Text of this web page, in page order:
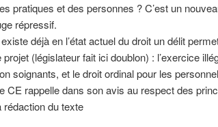
pratiques et des personnes ? C’est un
répressif.
déjà en l’état actuel du droit un délit
projet (législateur fait ici doublon) : l’exercice
soignants, et le droit ordinal pour les
CE rappelle dans son avis au respect des
rédaction du texte